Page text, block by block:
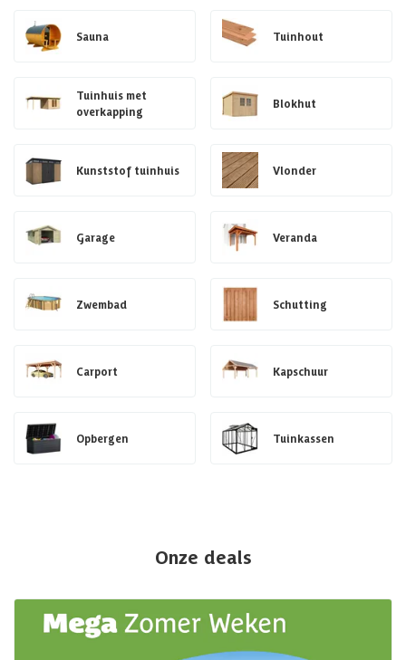
Sauna Tuinhout
Tuinhuis met
overkapping
Blokhut
Kunststof tuinhuis Vlonder
Garage Veranda
Zwembad Schutting
Carport Kapschuur
Opbergen Tuinkassen
Onze deals